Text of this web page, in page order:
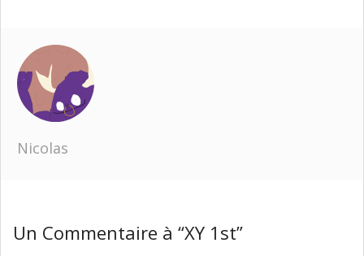
Nicolas
Un Commentaire à “XY 1st”